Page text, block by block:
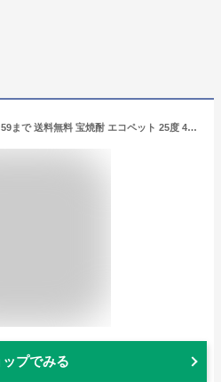
エントリーでP10倍 6/1 9:59まで 送料無料 宝焼酎 エコペット 25度 4L×4本(1ケース) 甲類焼酎 寶 宝酒造 4000ml 京都府 日本【送料無料※一部地域は除く】
ップでみる